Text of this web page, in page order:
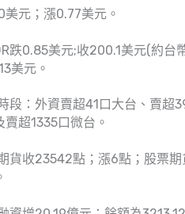
元；漲0.77美元。
跌0.85美元;收200.1美元(約台
美元。
段：外資賣超41口大台、賣超
超1335口微台。
貨收23542點；漲6點；股票期